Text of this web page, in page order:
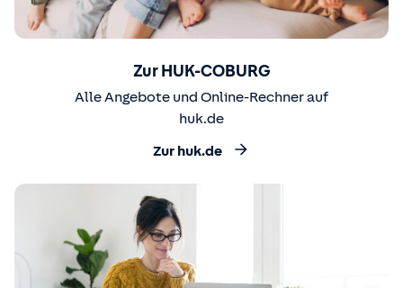
Zur HUK-COBURG
Alle Angebote und Online-Rechner auf
huk.de
Zur huk.de